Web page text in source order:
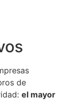
de
el mayor